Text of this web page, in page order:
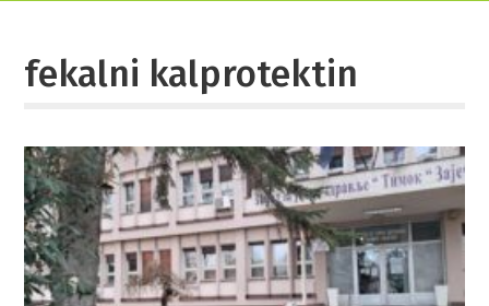
fekalni kalprotektin